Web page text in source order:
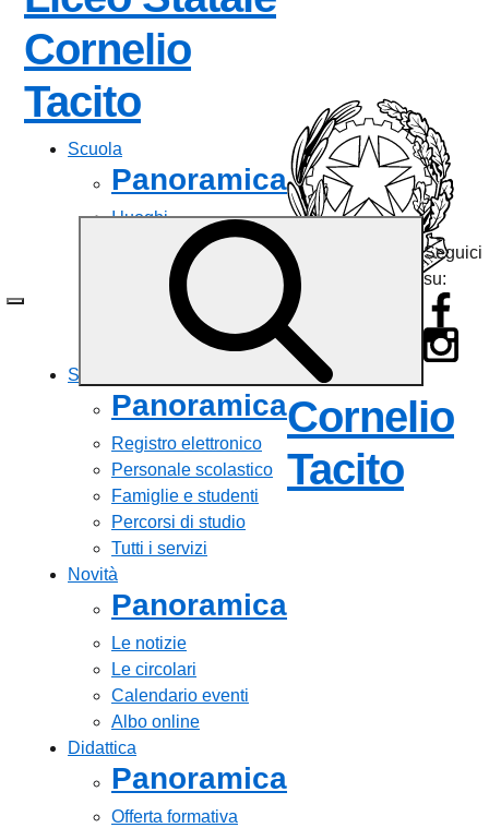
Cornelio
Tacito
Scuola
Panoramica
I luoghi
Le persone
Documenti
Strutture
La storia
Servizi
Panoramica
Registro elettronico
Personale scolastico
Famiglie e studenti
Percorsi di studio
Tutti i servizi
Novità
Panoramica
Le notizie
Le circolari
Calendario eventi
Albo online
Didattica
Panoramica
Offerta formativa
Liceo
Statale
Cornelio
Tacito
Seguici
su: